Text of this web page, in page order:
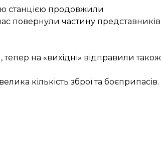
станцією продовжили
повернули частину представників
на «вихідні» відправили також
кількість зброї та боєприпасів.